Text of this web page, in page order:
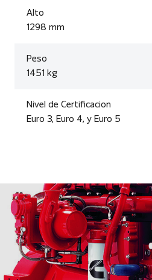
Alto
1298 mm
Peso
1451 kg
Nivel de Certificacion
Euro 3, Euro 4, y Euro 5